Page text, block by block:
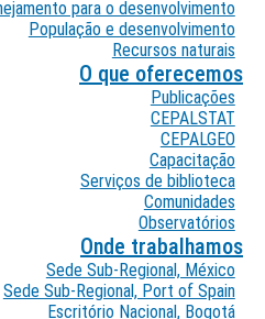
para o desenvolvimento
População e desenvolvimento
Recursos naturais
O que oferecemos
Publicações
CEPALSTAT
CEPALGEO
Capacitação
Serviços de biblioteca
Comunidades
Observatórios
Onde trabalhamos
Sede Sub-Regional, México
Sede Sub-Regional, Port of Spain
Escritório Nacional, Bogotá